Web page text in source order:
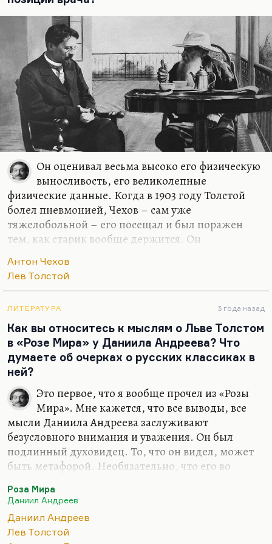
грязью 20 лет. «Зияющие высоты» кажутся мне…
Он оценивал весьма высоко его физическую
выносливость, его великолепные
физические данные. Когда в 1903 году Толстой
болел пневмонией, Чехов – сам уже
тяжелобольной – его посещал и был поражен
тем, как старик вообще держится. Он
болел в Гаспре, Чехов его навещал. Да, я думаю,
что у Чехова были серьезные поводы восхищаться
был к этому времени абсолютно разрушен. Он
вообще говорил:«Пока у человека легкие хороши, у
него все хорошо».
Антон Чехов
Лев Толстой
ЛИТЕРАТУРА 3 года назад
Как вы относитесь к мыслям о Льве Толстом
в «Розе Мира» у Даниила Андреева? Что
думаете об очерках о русских классиках в
ней?
Это первое, что я вообще прочел из «Розы
Мира». Мне кажется, что все выводы, все
мысли Даниила Андреева заслуживают
безусловного внимания и уважения. Он был
подлинный духовидец. То, что он видел, может
быть метафорой. Необязательно, что его во
эти видения. Он, конечно, был духовидцем, то
есть он видел суть вещей. А как к нему приходили
эти озарения, не так важно. Он был одним из
умнейших, талантливейших людей своего
Роза Мира
Даниил Андреев
Даниил Андреев
Лев Толстой